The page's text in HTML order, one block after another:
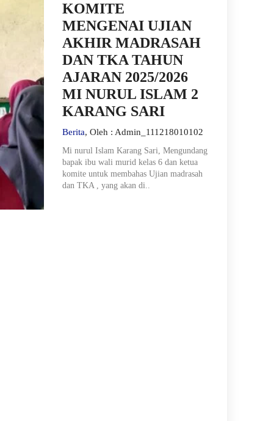
KOMITE
MENGENAI UJIAN
AKHIR MADRASAH
DAN TKA TAHUN
AJARAN 2025/2026
MI NURUL ISLAM 2
KARANG SARI
Berita, Oleh : Admin_111218010102
Mi nurul Islam Karang Sari, Mengundang
bapak ibu wali murid kelas 6 dan ketua
komite untuk membahas Ujian madrasah
dan TKA , yang akan di..